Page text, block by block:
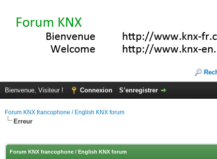
Bienvenue, Visiteur ! Connexion S’enregistrer
Forum KNX francophone / English KNX forum
Erreur
Forum KNX francophone / English KNX forum